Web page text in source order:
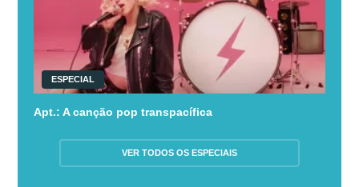
ESPECIAL
Apt.: A canção pop transpacífica
VER TODOS OS ESPECIAIS